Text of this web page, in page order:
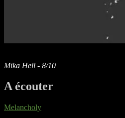
Mika Hell - 8/10
A écouter
Melancholy